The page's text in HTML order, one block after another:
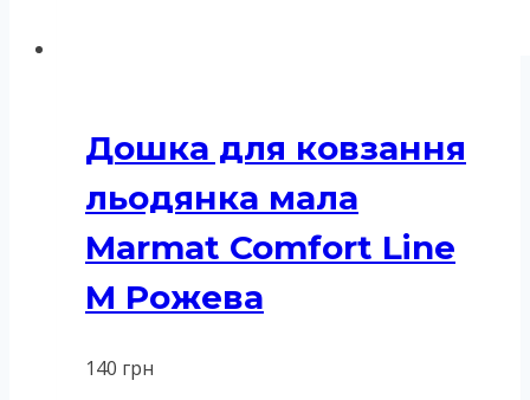
Дошка для ковзання
льодянка мала
Marmat Comfort Line
M Рожева
140 грн